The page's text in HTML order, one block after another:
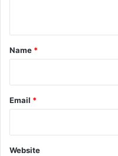
*
Name *
Email *
Website